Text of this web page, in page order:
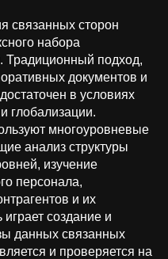
связанных сторон
набора
Традиционный подход,
документов и
в условиях
глобализации.
многоуровневые
анализ структуры
изучение
персонала,
и их
создание и
данных связанных
и проверяется на